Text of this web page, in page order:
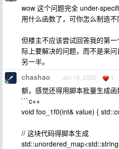
wow 这个问题完全 under-
用什么函数了，可你怎么制造不
但楼主不应该尝试回答我的第
际上要解决的问题，而不是来
另一半。
chashao Jan 16, 2025 1
额，感觉还得用脚本批量生成函
```c++
void foo_1f0(int& value) {
// 这块代码得脚本生成